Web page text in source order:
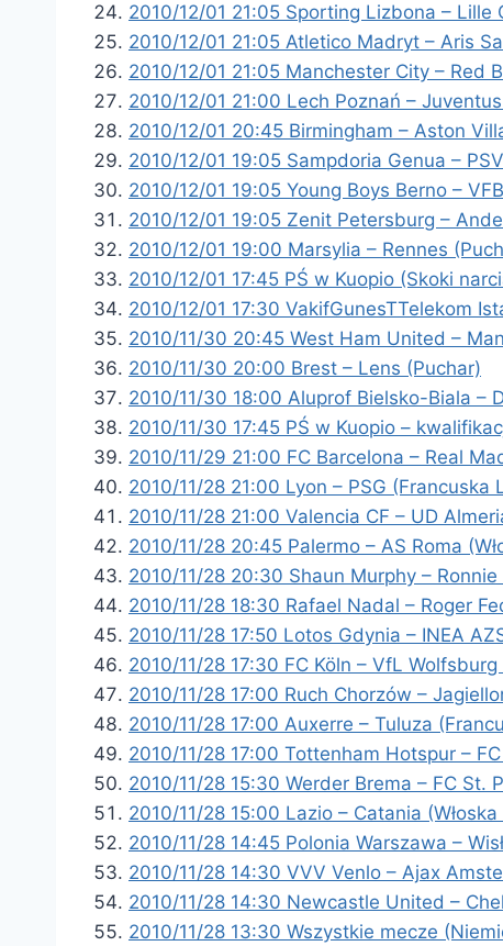
2010/12/01 21:05 Sporting Lizbona – Lille
2010/12/01 21:05 Atletico Madryt – Aris
2010/12/01 21:05 Manchester City – Red
2010/12/01 21:00 Lech Poznań –
2010/12/01 20:45 Birmingham – Aston
2010/12/01 19:05 Sampdoria Genua –
2010/12/01 19:05 Young Boys Berno –
2010/12/01 19:05 Zenit Petersburg –
2010/12/01 19:00 Marsylia – Rennes
2010/12/01 17:45 PŚ w Kuopio (Skoki
2010/12/01 17:30 VakifGunesTTelekom
2010/11/30 20:45 West Ham United –
2010/11/30 20:00 Brest – Lens (Puchar)
2010/11/30 18:00 Aluprof Bielsko-Biala –
2010/11/30 17:45 PŚ w Kuopio –
2010/11/29 21:00 FC Barcelona – Real
2010/11/28 21:00 Lyon – PSG (Francuska
2010/11/28 21:00 Valencia CF – UD
2010/11/28 20:45 Palermo – AS Roma
2010/11/28 20:30 Shaun Murphy – Ronnie
2010/11/28 18:30 Rafael Nadal – Roger
2010/11/28 17:50 Lotos Gdynia – INEA
2010/11/28 17:30 FC Köln – VfL
2010/11/28 17:00 Ruch Chorzów –
2010/11/28 17:00 Auxerre – Tuluza
2010/11/28 17:00 Tottenham Hotspur –
2010/11/28 15:30 Werder Brema – FC St.
2010/11/28 15:00 Lazio – Catania (Włoska
2010/11/28 14:45 Polonia Warszawa –
2010/11/28 14:30 VVV Venlo – Ajax
2010/11/28 14:30 Newcastle United –
2010/11/28 13:30 Wszystkie mecze